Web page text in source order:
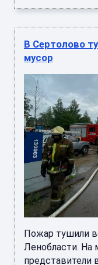
В Сертолово
мусор
Пожар тушили
Ленобласти. На
представители